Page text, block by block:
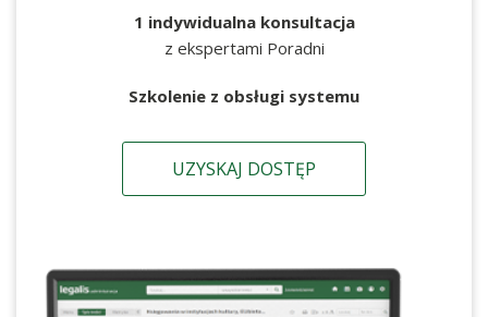
1 indywidualna konsultacja
z ekspertami Poradni
Szkolenie z obsługi systemu
UZYSKAJ DOSTĘP